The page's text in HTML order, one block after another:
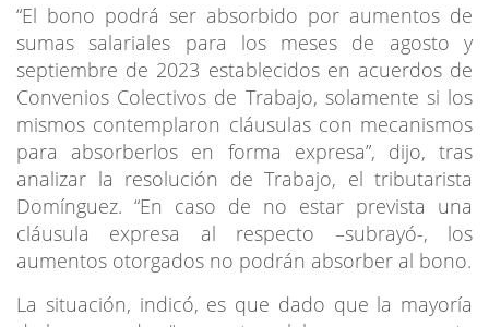
“El bono podrá ser absorbido por aumentos de
sumas salariales para los meses de agosto y
septiembre de 2023 establecidos en acuerdos de
Convenios Colectivos de Trabajo, solamente si los
mismos contemplaron cláusulas con mecanismos
para absorberlos en forma expresa”, dijo, tras
analizar la resolución de Trabajo, el tributarista
Domínguez. “En caso de no estar prevista una
cláusula expresa al respecto –subrayó-, los
aumentos otorgados no podrán absorber al bono.
La situación, indicó, es que dado que la mayoría